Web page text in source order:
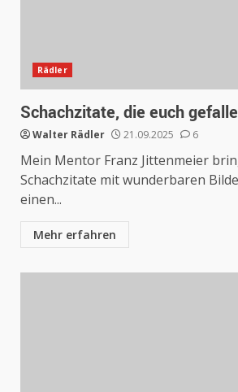
Rädler
Schachzitate, die euch
Walter Rädler 21.09.2025 6
Mein Mentor Franz Jittenmeier
Schachzitate mit wunderbaren
einen...
Mehr erfahren